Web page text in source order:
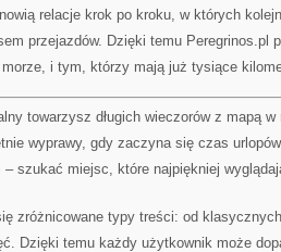
relacje krok po kroku, w których
przejazdów. Dzięki temu Peregrinos.pl
i tym, którzy mają już tysiące
towarzysz długich wieczorów z mapą
wyprawy, gdy zaczyna się czas
szukać miejsc, które najpiękniej
zróżnicowane typy treści: od
Dzięki temu każdy użytkownik może